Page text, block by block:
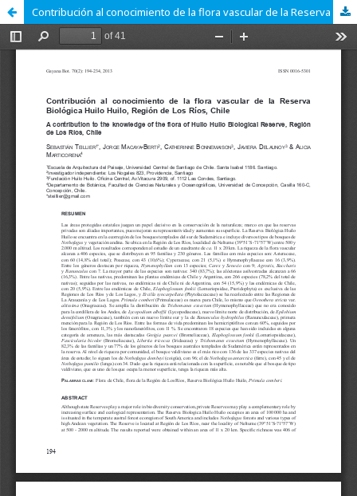
Contribución al conocimiento de la flora vascular de la Reserva Biológica Huilo Huilo, Región de Los Ríos, Chile